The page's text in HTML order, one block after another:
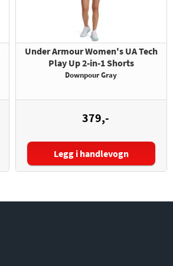
Under Armour Women's UA Tech
Play Up 2-in-1 Shorts
Downpour Gray
379,-
Størrelse:
Legg i handlevogn